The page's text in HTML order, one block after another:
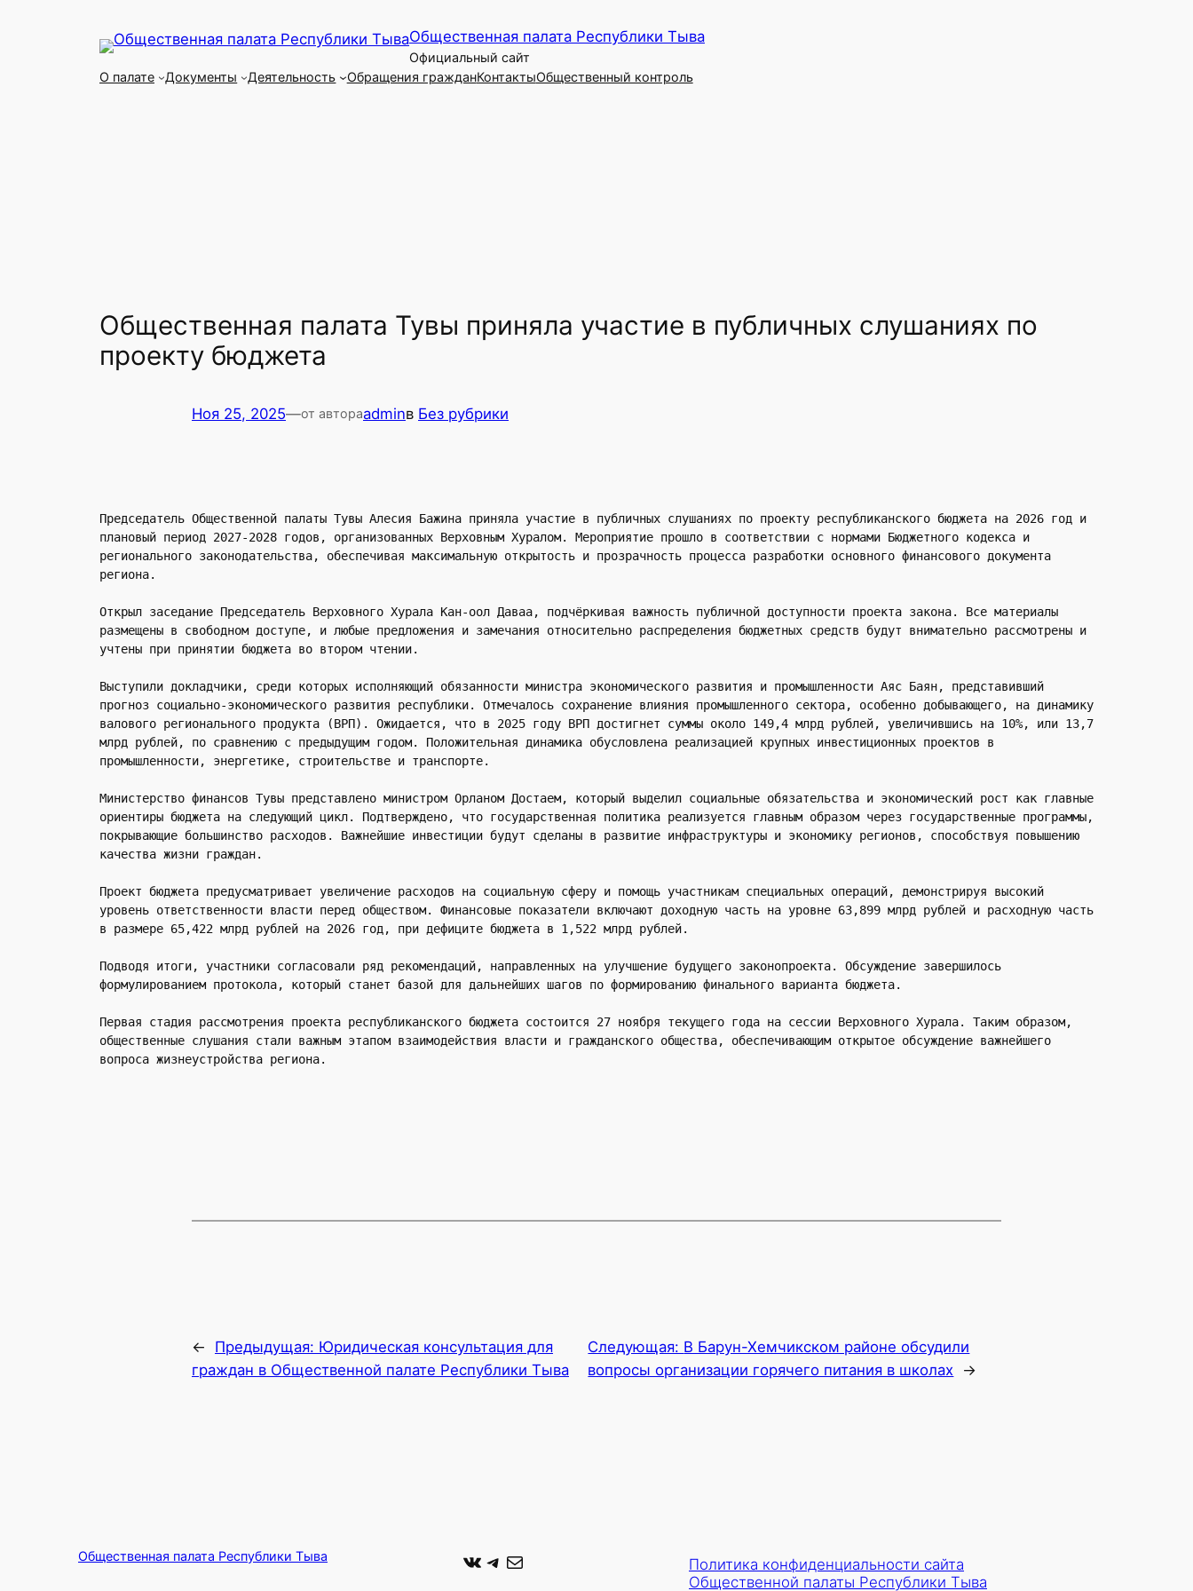
Общественная палата Республики Тыва
Официальный сайт
О палате
Документы Деятельность Обращения гражданКонтактыОбщественный контроль
Общественная палата Тувы приняла участие в публичных слушаниях по
проекту бюджета
Ноя 25, 2025—от автораadminв Без рубрики
Председатель Общественной палаты Тувы Алесия Бажина приняла участие в публичных слушаниях по проекту республиканского бюджета на 2026 год и
плановый период 2027-2028 годов, организованных Верховным Хуралом. Мероприятие прошло в соответствии с нормами Бюджетного кодекса и
регионального законодательства, обеспечивая максимальную открытость и прозрачность процесса разработки основного финансового документа
региона.
Открыл заседание Председатель Верховного Хурала Кан-оол Даваа, подчёркивая важность публичной доступности проекта закона. Все материалы
размещены в свободном доступе, и любые предложения и замечания относительно распределения бюджетных средств будут внимательно рассмотрены и
учтены при принятии бюджета во втором чтении.
Выступили докладчики, среди которых исполняющий обязанности министра экономического развития и промышленности Аяс Баян, представивший
прогноз социально-экономического развития республики. Отмечалось сохранение влияния промышленного сектора, особенно добывающего, на динамику
валового регионального продукта (ВРП). Ожидается, что в 2025 году ВРП достигнет суммы около 149,4 млрд рублей, увеличившись на 10%, или 13,7
млрд рублей, по сравнению с предыдущим годом. Положительная динамика обусловлена реализацией крупных инвестиционных проектов в
промышленности, энергетике, строительстве и транспорте.
Министерство финансов Тувы представлено министром Орланом Достаем, который выделил социальные обязательства и экономический рост как главные
ориентиры бюджета на следующий цикл. Подтверждено, что государственная политика реализуется главным образом через государственные программы,
покрывающие большинство расходов. Важнейшие инвестиции будут сделаны в развитие инфраструктуры и экономику регионов, способствуя повышению
качества жизни граждан.
Проект бюджета предусматривает увеличение расходов на социальную сферу и помощь участникам специальных операций, демонстрируя высокий
уровень ответственности власти перед обществом. Финансовые показатели включают доходную часть на уровне 63,899 млрд рублей и расходную часть
в размере 65,422 млрд рублей на 2026 год, при дефиците бюджета в 1,522 млрд рублей.
Подводя итоги, участники согласовали ряд рекомендаций, направленных на улучшение будущего законопроекта. Обсуждение завершилось
формулированием протокола, который станет базой для дальнейших шагов по формированию финального варианта бюджета.
Первая стадия рассмотрения проекта республиканского бюджета состоится 27 ноября текущего года на сессии Верховного Хурала. Таким образом,
общественные слушания стали важным этапом взаимодействия власти и гражданского общества, обеспечивающим открытое обсуждение важнейшего
вопроса жизнеустройства региона.
← Предыдущая: Юридическая консультация для
граждан в Общественной палате Республики Тыва
Следующая: В Барун-Хемчикском районе обсудили
вопросы организации горячего питания в школах
→
Общественная палата Республики Тыва ВКонтакте Telegram Почта
Политика конфиденциальности сайта
Общественной палаты Республики Тыва